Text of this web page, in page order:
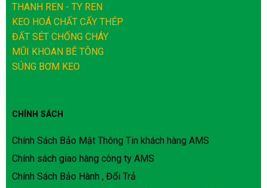
THANH REN - TY REN
KEO HOÁ CHẤT CẤY THÉP
ĐẤT SÉT CHỐNG CHÁY
MŨI KHOAN BÊ TÔNG
SÚNG BƠM KEO
CHÍNH SÁCH
Chính Sách Bảo Mật Thông Tin khách hàng AMS
Chính sách giao hàng công ty AMS
Chính Sách Bảo Hành , Đổi Trả